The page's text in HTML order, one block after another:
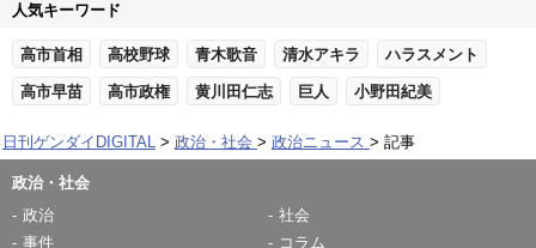
人気キーワード
高市首相 高校野球 青木歌音 清水アキラ ハラスメント
高市早苗 高市政権 黄川田仁志 巨人 小野田紀美
日刊ゲンダイDIGITAL 政治・社会 政治ニュース 記事
政治・社会
政治
社会
事件
コラム